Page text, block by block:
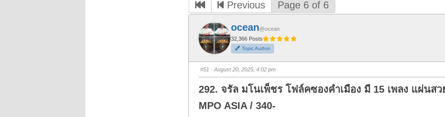
Previous Page 6 of 6
ocean@ocean
32,366 Posts
Topic Author
#51 · August 20, 2025, 4:02 pm
292. จรัล มโนเพ็ชร โฟล์คซองคำเมือง มี 15 เพลง แผ่นสว
MPO ASIA / 340-